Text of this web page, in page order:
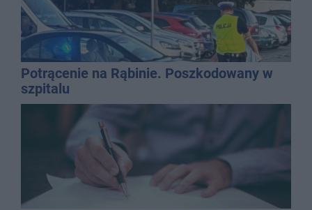
Potrącenie na Rąbinie. Poszkodowany w
szpitalu